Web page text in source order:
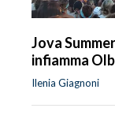
Jova
infiamma
Ilenia Giagnoni